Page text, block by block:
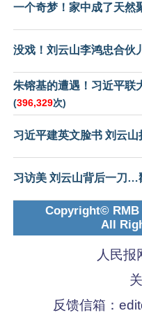
一个奇梦！家中成了天然
没戏！刘云山李鸿忠合伙
朱镕基的遭遇！习近平联
(396,329次)
习近平建英文脸书 刘云山
习访美 刘云山背后一刀…
Copyright©
All
人民报
反馈信箱：